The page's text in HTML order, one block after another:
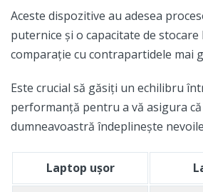
Aceste dispozitive au adesea
puternice și o capacitate de
comparație cu contrapartidele mai
Este crucial să găsiți un echilibru
performanță pentru a vă asigura
dumneavoastră îndeplinește
Laptop ușor